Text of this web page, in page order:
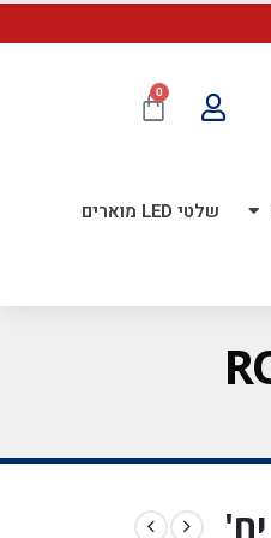
0
שלטי LED מוארים
בלון גומי לינק כרום 6 אינץ' חבילה של 100 יח'